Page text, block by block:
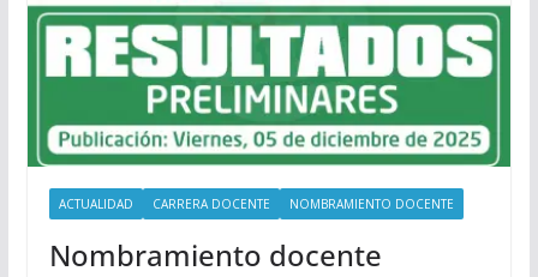
ACTUALIDAD CARRERA DOCENTE NOMBRAMIENTO DOCENTE
Nombramiento docente